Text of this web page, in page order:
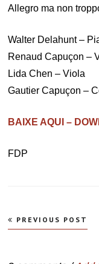
Allegro ma non
Walter Delahunt –
Renaud Capuçon –
Lida Chen – Viola
Gautier Capuçon –
BAIXE AQUI –
FDP
Navegação
de
PREVIOUS POST